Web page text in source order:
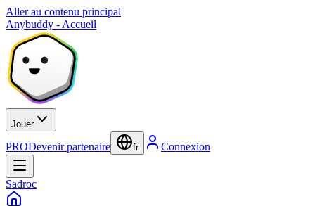
Aller au contenu principal
Anybuddy - Accueil
Jouer
PRODevenir partenaire fr Connexion
Sadroc